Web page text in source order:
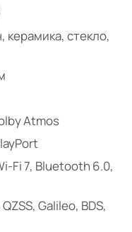
керамика, стекло,
Atmos
Fi 7, Bluetooth 6.0,
Galileo, BDS,